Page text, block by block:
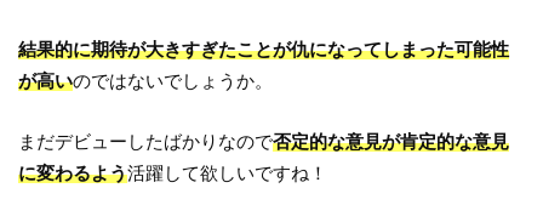
結果的に期待が大きすぎたことが仇になってしまった可能性
が高いのではないでしょうか。
まだデビューしたばかりなので否定的な意見が肯定的な意見
に変わるよう活躍して欲しいですね！